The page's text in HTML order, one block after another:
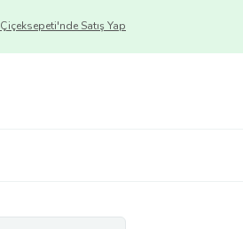
Çiçeksepeti'nde Satış Yap